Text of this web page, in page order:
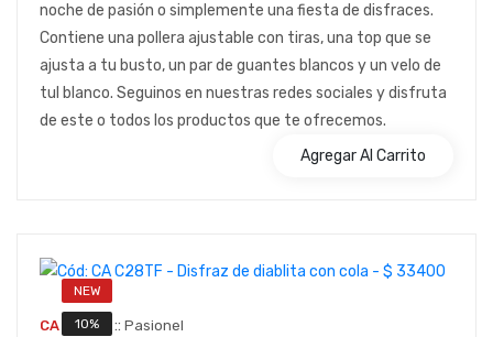
noche de pasión o simplemente una fiesta de disfraces.
Contiene una pollera ajustable con tiras, una top que se
ajusta a tu busto, un par de guantes blancos y un velo de
tul blanco. Seguinos en nuestras redes sociales y disfruta
de este o todos los productos que te ofrecemos.
Agregar Al Carrito
NEW
10%
CA C28TF :: Pasionel